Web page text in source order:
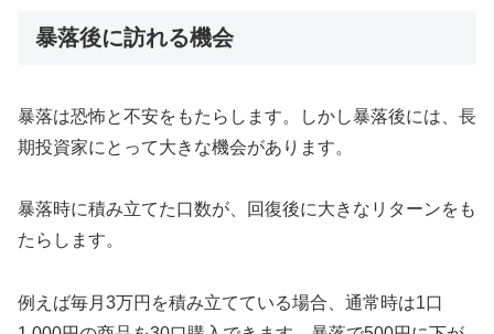
暴落後に訪れる機会
暴落は恐怖と不安をもたらします。しかし暴落後には、長
期投資家にとって大きな機会があります。
暴落時に積み立てた口数が、回復後に大きなリターンをも
たらします。
例えば毎月3万円を積み立てている場合、通常時は1口